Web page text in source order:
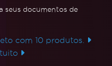
seus documentos de
com 10 produtos.